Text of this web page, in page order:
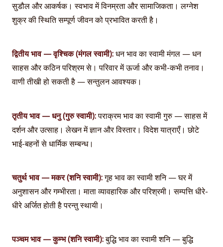
सुडौल और आकर्षक। स्वभाव में विनम्रता और सामाजिकता। लग्नेश
शुक्र की स्थिति सम्पूर्ण जीवन को प्रभावित करती है।
द्वितीय भाव — वृश्चिक (मंगल स्वामी):धन भाव का स्वामी मंगल — धन
साहस और कठिन परिश्रम से। परिवार में ऊर्जा और कभी-कभी तनाव।
वाणी तीखी हो सकती है — सन्तुलन आवश्यक।
तृतीय भाव — धनु (गुरु स्वामी):पराक्रम भाव का स्वामी गुरु — साहस में
दर्शन और उत्साह। लेखन में ज्ञान और विस्तार। विदेश यात्राएँ। छोटे
भाई-बहनों से धार्मिक सम्बन्ध।
चतुर्थ भाव — मकर (शनि स्वामी):गृह भाव का स्वामी शनि — घर में
अनुशासन और गम्भीरता। माता व्यावहारिक और परिश्रमी। सम्पत्ति धीरे-
धीरे अर्जित होती है परन्तु स्थायी।
पञ्चम भाव — कुम्भ (शनि स्वामी):बुद्धि भाव का स्वामी शनि — बुद्धि